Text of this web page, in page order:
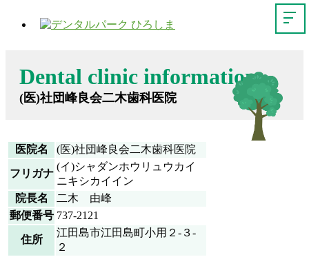
Dental clinic information
(医)社団峰良会二木歯科医院
医院名 (医)社団峰良会二木歯科医院
フリガナ
(イ)シャダンホウリュウカイ
ニキシカイイン
院長名
二木 由峰
郵便番号 737-2121
住所
江田島市江田島町小用２-３-
２